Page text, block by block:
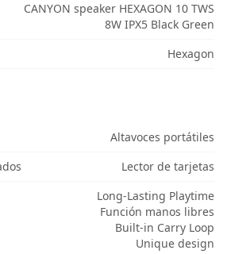
CANYON speaker HEXAGON 10 TWS
8W IPX5 Black Green
Hexagon
Altavoces portátiles
Lector de tarjetas
Long-Lasting Playtime
Función manos libres
Built-in Carry Loop
Unique design